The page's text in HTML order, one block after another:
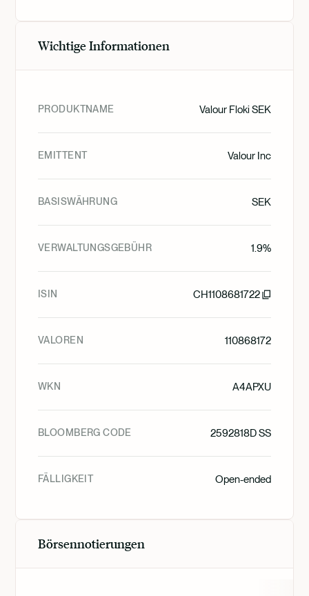
Wichtige Informationen
PRODUKTNAME Valour Floki SEK
EMITTENT Valour Inc
BASISWÄHRUNG SEK
VERWALTUNGSGEBÜHR 1.9%
ISIN CH1108681722
VALOREN 110868172
WKN A4APXU
BLOOMBERG CODE 2592818D SS
FÄLLIGKEIT Open-ended
Börsennotierungen